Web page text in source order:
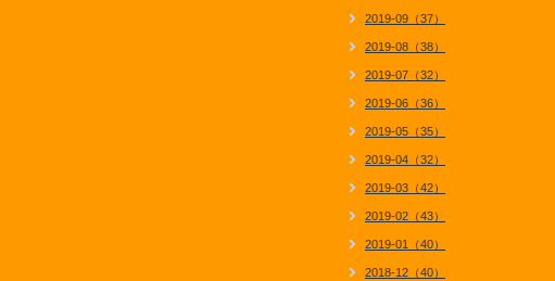
2019-09（37）
2019-08（38）
2019-07（32）
2019-06（36）
2019-05（35）
2019-04（32）
2019-03（42）
2019-02（43）
2019-01（40）
2018-12（40）